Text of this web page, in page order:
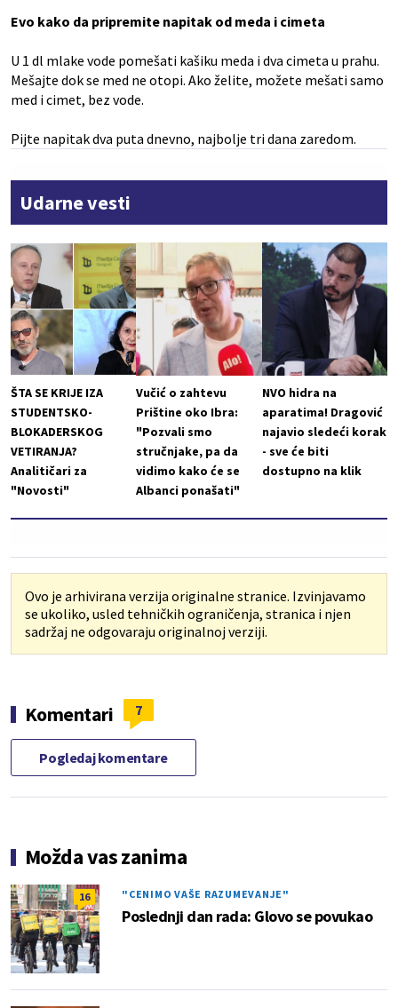
Evo kako da pripremite napitak od meda i cimeta
U 1 dl mlake vode pomešati kašiku meda i dva cimeta u prahu.
Mešajte dok se med ne otopi. Ako želite, možete mešati samo
med i cimet, bez vode.
Pijte napitak dva puta dnevno, najbolje tri dana zaredom.
Udarne vesti
ŠTA SE KRIJE IZA
STUDENTSKO-
BLOKADERSKOG
VETIRANJA?
Analitičari za
"Novosti"
Vučić o zahtevu
Prištine oko Ibra:
"Pozvali smo
stručnjake, pa da
vidimo kako će se
Albanci ponašati"
NVO hidra na
aparatima! Dragović
najavio sledeći korak
- sve će biti
dostupno na klik
Ovo je arhivirana verzija originalne stranice. Izvinjavamo
se ukoliko, usled tehničkih ograničenja, stranica i njen
sadržaj ne odgovaraju originalnoj verziji.
Komentari 7
Pogledaj komentare
Možda vas zanima
16 "CENIMO VAŠE RAZUMEVANJE"
Poslednji dan rada: Glovo se povukao